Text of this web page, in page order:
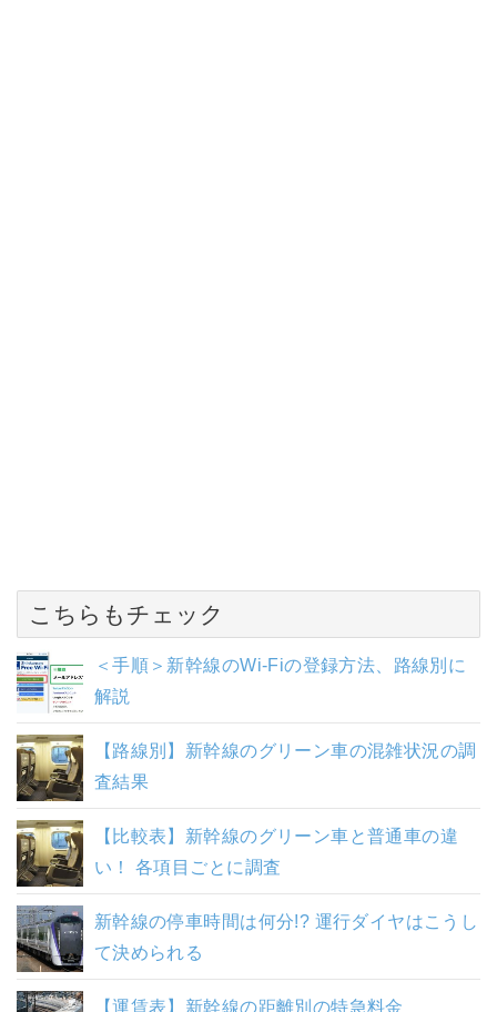
こちらもチェック
＜手順＞新幹線のWi-Fiの登録方法、路線別に
解説
【路線別】新幹線のグリーン車の混雑状況の調
査結果
【比較表】新幹線のグリーン車と普通車の違
い！ 各項目ごとに調査
新幹線の停車時間は何分!? 運行ダイヤはこうし
て決められる
【運賃表】新幹線の距離別の特急料金